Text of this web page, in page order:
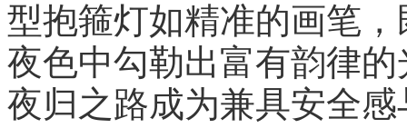
型抱箍灯如精准的画笔
夜色中勾勒出富有韵律
夜归之路成为兼具安全